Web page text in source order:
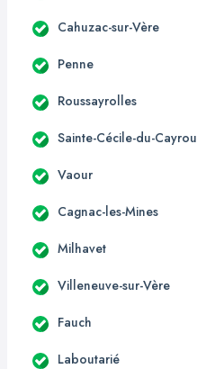
Cahuzac-sur-Vère
Penne
Roussayrolles
Sainte-Cécile-du-Cayrou
Vaour
Cagnac-les-Mines
Milhavet
Villeneuve-sur-Vère
Fauch
Laboutarié